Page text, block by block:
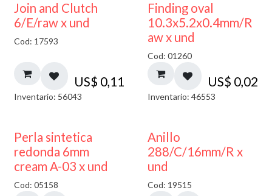
Join and Clutch
6/E/raw x und
Cod: 17593
US$ 0,11
Inventario: 56043
Finding oval
10.3x5.2x0.4mm/R
aw x und
Cod: 01260
US$ 0,02
Inventario: 46553
Perla sintetica
redonda 6mm
cream A-03 x und
Cod: 05158
Anillo
288/C/16mm/R x
und
Cod: 19515